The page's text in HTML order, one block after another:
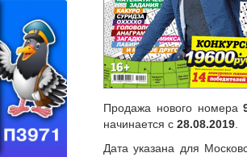
Продажа нового номера
начинается с 28.08.2019
Дата указана для